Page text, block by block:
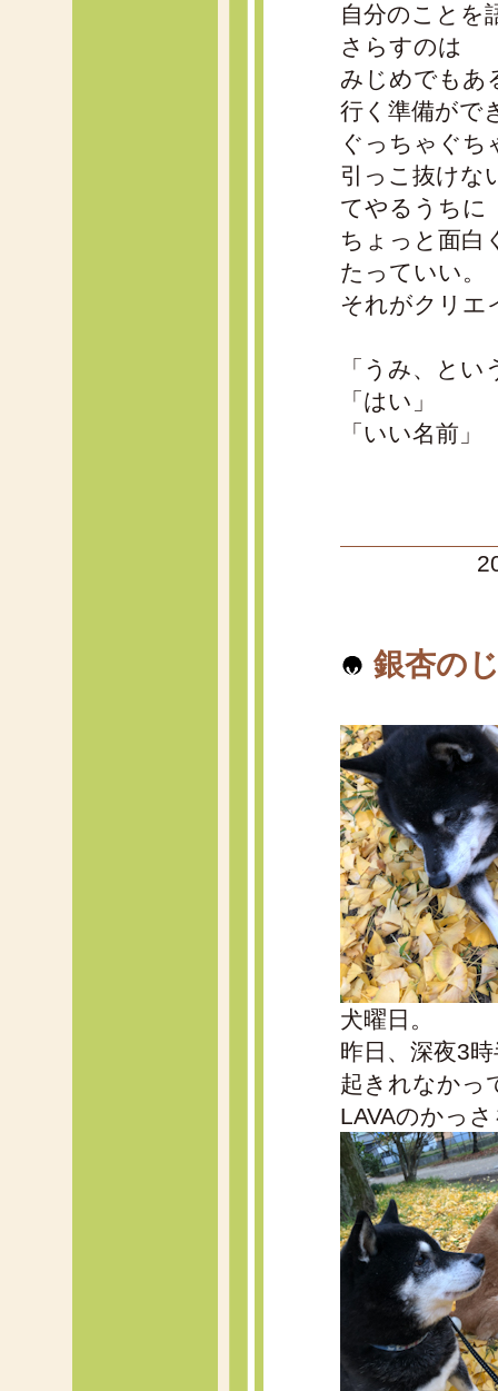
自分のことを
さらすのは
みじめでもあ
行く準備がで
ぐっちゃぐち
引っこ抜けな
てやるうちに
ちょっと面白
たっていい。
それがクリエ
「うみ、と
「はい」
「いい名前」
銀杏の
犬曜日。
昨日、深夜3
起きれなかっ
LAVAのかっ